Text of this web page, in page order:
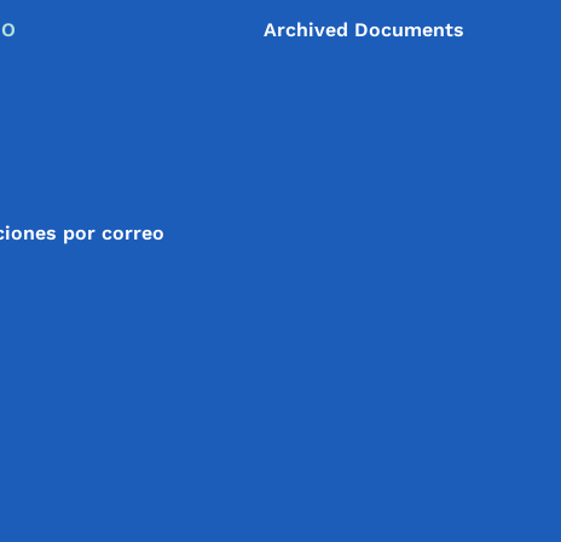
por correo
Archived Documents